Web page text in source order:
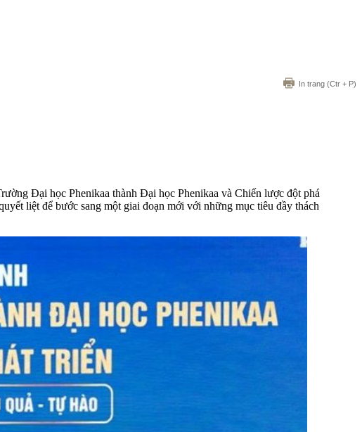
In trang (Ctr + P)
Đại học Phenikaa thành Đại học Phenikaa và Chiến lược đột phá
liệt để bước sang một giai đoạn mới với những mục tiêu đầy thách